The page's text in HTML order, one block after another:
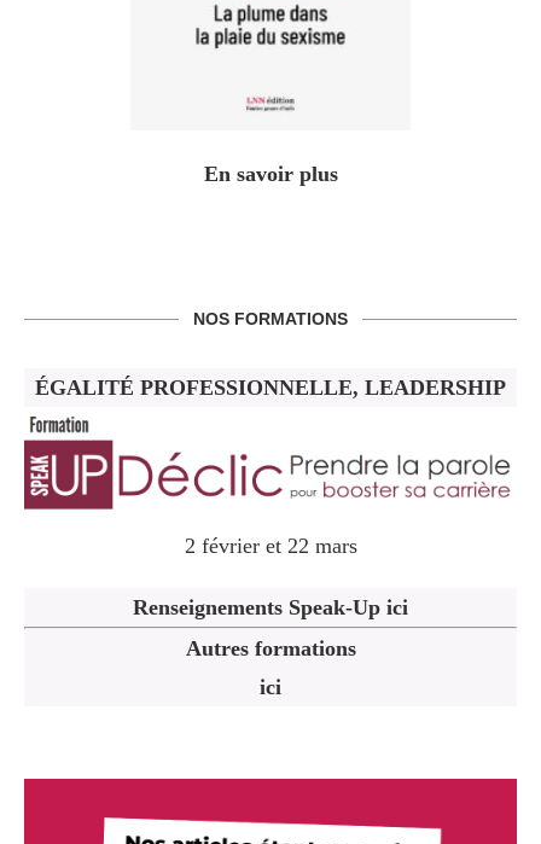
En savoir plus
NOS FORMATIONS
ÉGALITÉ PROFESSIONNELLE, LEADERSHIP
2 février et 22 mars
Renseignements Speak-Up ici
Autres formations
ici